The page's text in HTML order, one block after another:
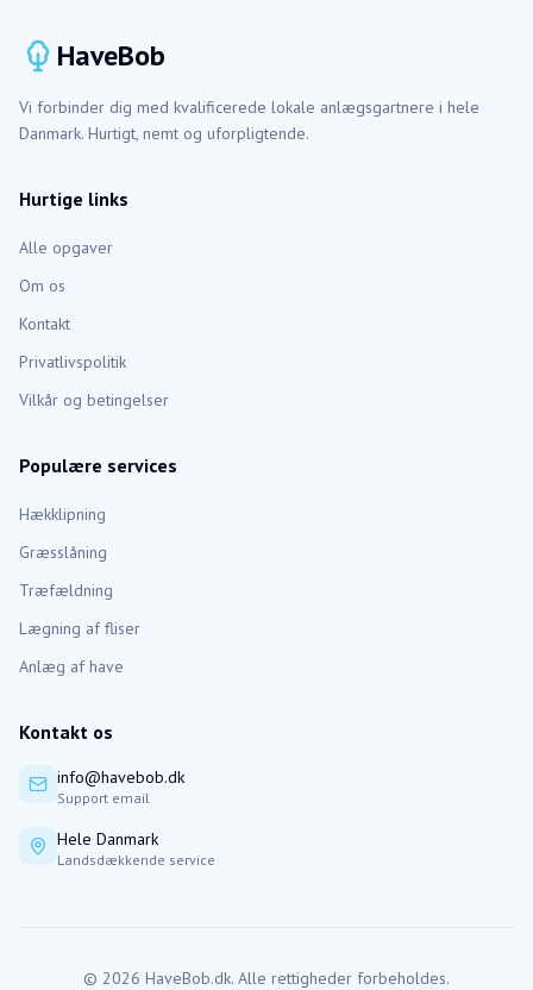
HaveBob
Vi forbinder dig med kvalificerede lokale anlægsgartnere i hele
Danmark. Hurtigt, nemt og uforpligtende.
Hurtige links
Alle opgaver
Om os
Kontakt
Privatlivspolitik
Vilkår og betingelser
Populære services
Hækklipning
Græsslåning
Træfældning
Lægning af fliser
Anlæg af have
Kontakt os
info@havebob.dk
Support email
Hele Danmark
Landsdækkende service
© 2026 HaveBob.dk. Alle rettigheder forbeholdes.